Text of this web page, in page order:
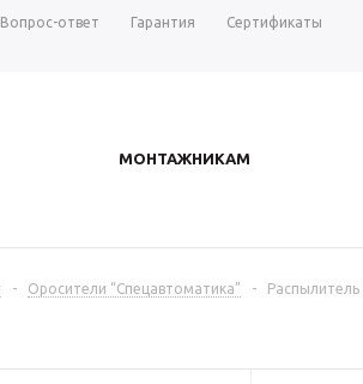
Вопрос-ответ Гарантия Сертификаты
МОНТАЖНИКАМ
- Оросители “Спецавтоматика” -